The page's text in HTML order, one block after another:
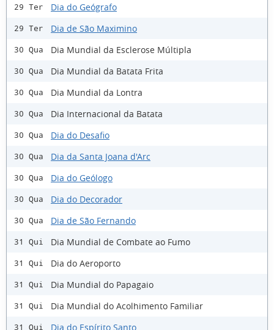
29 Ter Dia do Geógrafo
29 Ter Dia de São Maximino
30 Qua Dia Mundial da Esclerose Múltipla
30 Qua Dia Mundial da Batata Frita
30 Qua Dia Mundial da Lontra
30 Qua Dia Internacional da Batata
30 Qua Dia do Desafio
30 Qua Dia da Santa Joana d'Arc
30 Qua Dia do Geólogo
30 Qua Dia do Decorador
30 Qua Dia de São Fernando
31 Qui Dia Mundial de Combate ao Fumo
31 Qui Dia do Aeroporto
31 Qui Dia Mundial do Papagaio
31 Qui Dia Mundial do Acolhimento Familiar
31 Qui Dia do Espírito Santo